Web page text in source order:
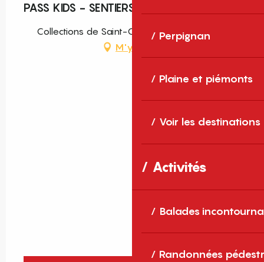
Perpignan
Plaine et piémonts
Voir les destinations
Activités
Balades
Randonnées
PASS KIDS - SENTIERS CREATIFS
Collections de Saint-Cyprien, Saint-Cyprien
M'y rendre